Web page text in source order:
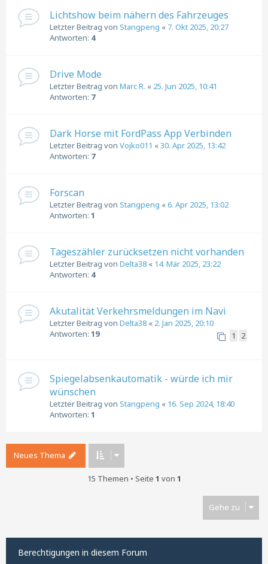
Lichtshow beim nähern des Fahrzeuges
Letzter Beitrag von Stangpeng « 7. Okt 2025, 20:27
Antworten: 4
Drive Mode
Letzter Beitrag von Marc R. « 25. Jun 2025, 10:41
Antworten: 7
Dark Horse mit FordPass App Verbinden
Letzter Beitrag von Vojko011 «30. Apr 2025, 13:42
Antworten: 7
Forscan
Letzter Beitrag von Stangpeng «6. Apr 2025, 13:02
Antworten: 1
Tageszähler zurücksetzen nicht vorhanden
Letzter Beitrag von Delta38 « 14. Mär 2025, 23:22
Antworten: 4
Akutalität Verkehrsmeldungen im Navi
Letzter Beitrag von Delta38 « 2. Jan 2025, 20:10
Antworten: 19 1 2
Spiegelabsenkautomatik - würde ich mir
wünschen
Letzter Beitrag von Stangpeng « 16. Sep 2024, 18:40
Antworten: 1
Neues Thema
15 Themen • Seite 1 von 1
Gehe zu
Berechtigungen in diesem Forum